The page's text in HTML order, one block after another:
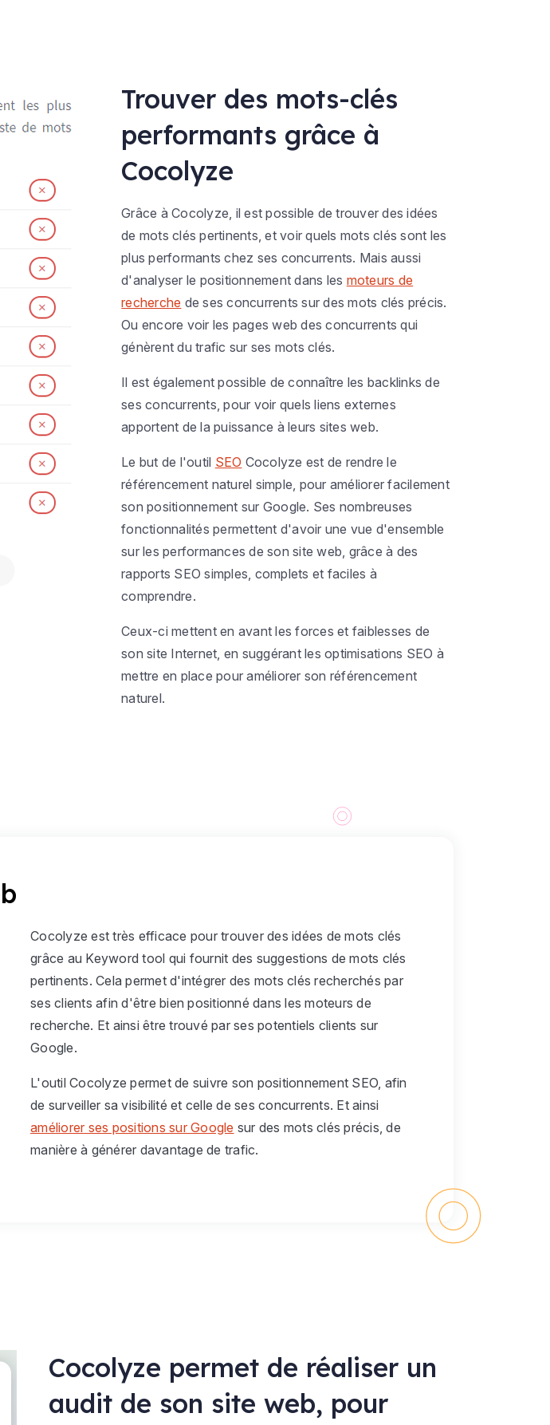
Trouver des mots-clés
performants grâce à
Cocolyze
Grâce à Cocolyze, il est possible de trouver des idées
de mots clés pertinents, et voir quels mots clés sont les
plus performants chez ses concurrents. Mais aussi
d'analyser le positionnement dans les moteurs de
recherche de ses concurrents sur des mots clés précis.
Ou encore voir les pages web des concurrents qui
génèrent du trafic sur ses mots clés.
Il est également possible de connaître les backlinks de
ses concurrents, pour voir quels liens externes
apportent de la puissance à leurs sites web.
Le but de l'outil SEO Cocolyze est de rendre le
référencement naturel simple, pour améliorer facilement
son positionnement sur Google. Ses nombreuses
fonctionnalités permettent d'avoir une vue d'ensemble
sur les performances de son site web, grâce à des
rapports SEO simples, complets et faciles à
comprendre.
Ceux-ci mettent en avant les forces et faiblesses de
son site Internet, en suggérant les optimisations SEO à
mettre en place pour améliorer son référencement
naturel.
Cocolyze est très efficace pour trouver des idées de mots clés
grâce au Keyword tool qui fournit des suggestions de mots clés
pertinents. Cela permet d'intégrer des mots clés recherchés par
ses clients afin d'être bien positionné dans les moteurs de
recherche. Et ainsi être trouvé par ses potentiels clients sur
Google.
L'outil Cocolyze permet de suivre son positionnement SEO, afin
de surveiller sa visibilité et celle de ses concurrents. Et ainsi
améliorer ses positions sur Google sur des mots clés précis, de
manière à générer davantage de trafic.
Cocolyze permet de réaliser un
audit de son site web, pour